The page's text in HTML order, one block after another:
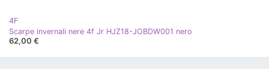
4F
Scarpe invernali nere 4f Jr HJZ18-JOBDW001 nero
62,00 €